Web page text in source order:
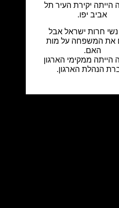
הייתה יקירת העיר תל
אביב יפו.
נשי חרות ישראל אבל
את המשפחה על מות
האם.
הייתה ממקימי הארגון
הנהלת הארגון.